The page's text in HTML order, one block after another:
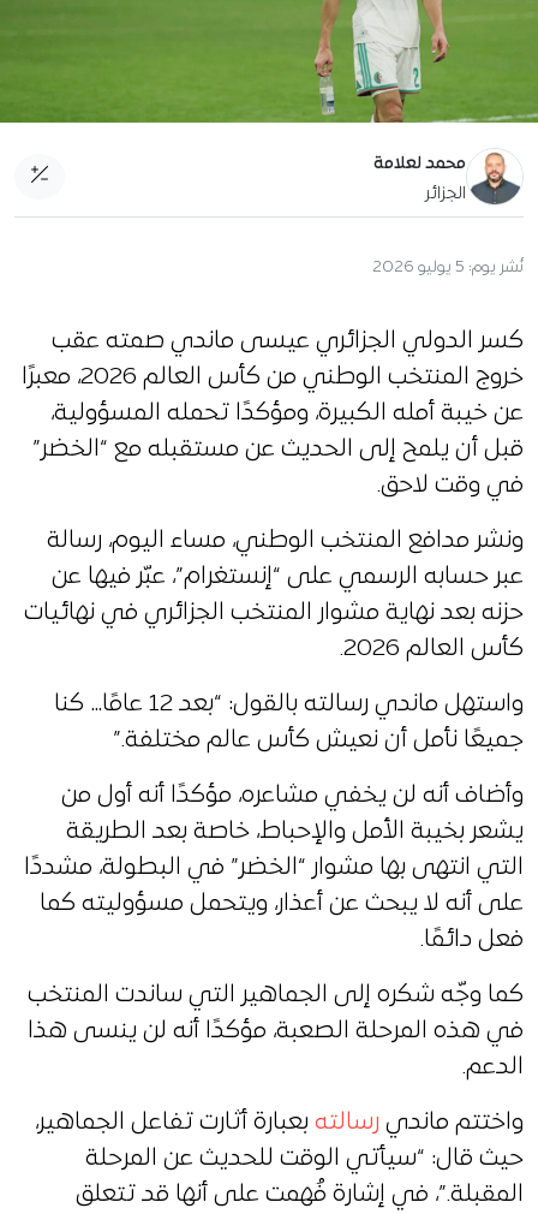
محمد لعلامة
الجزائر
نُشر يوم: 5 يوليو 2026
كسر الدولي الجزائري عيسى ماندي صمته عقب
خروج المنتخب الوطني من كأس العالم 2026، معبرًا
عن خيبة أمله الكبيرة، ومؤكدًا تحمله المسؤولية،
قبل أن يلمح إلى الحديث عن مستقبله مع “الخضر”
في وقت لاحق.
ونشر مدافع المنتخب الوطني، مساء اليوم، رسالة
عبر حسابه الرسمي على “إنستغرام”، عبّر فيها عن
حزنه بعد نهاية مشوار المنتخب الجزائري في نهائيات
كأس العالم 2026.
واستهل ماندي رسالته بالقول: “بعد 12 عامًا… كنا
جميعًا نأمل أن نعيش كأس عالم مختلفة.”
وأضاف أنه لن يخفي مشاعره، مؤكدًا أنه أول من
يشعر بخيبة الأمل والإحباط، خاصة بعد الطريقة
التي انتهى بها مشوار “الخضر” في البطولة، مشددًا
على أنه لا يبحث عن أعذار، ويتحمل مسؤوليته كما
فعل دائمًا.
كما وجّه شكره إلى الجماهير التي ساندت المنتخب
في هذه المرحلة الصعبة، مؤكدًا أنه لن ينسى هذا
الدعم.
واختتم ماندي رسالته بعبارة أثارت تفاعل الجماهير،
حيث قال: “سيأتي الوقت للحديث عن المرحلة
المقبلة.”، في إشارة فُهمت على أنها قد تتعلق